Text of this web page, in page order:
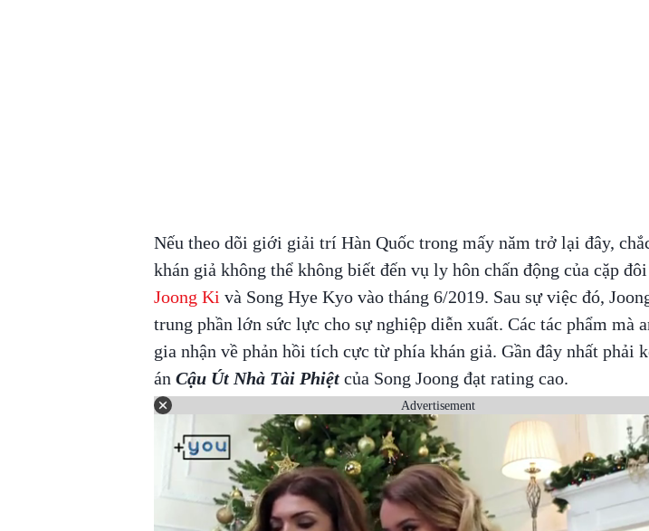
Nếu theo dõi giới giải trí Hàn Quốc trong mấy năm trở lại đây,
khán giả không thể không biết đến vụ ly hôn chấn động của cặp đôi
Joong Ki và Song Hye Kyo vào tháng 6/2019. Sau sự việc đó,
trung phần lớn sức lực cho sự nghiệp diễn xuất. Các tác phẩm mà
gia nhận về phản hồi tích cực từ phía khán giả. Gần đây nhất phải
án Cậu Út Nhà Tài Phiệtcủa Song Joong đạt rating cao.
Advertisement